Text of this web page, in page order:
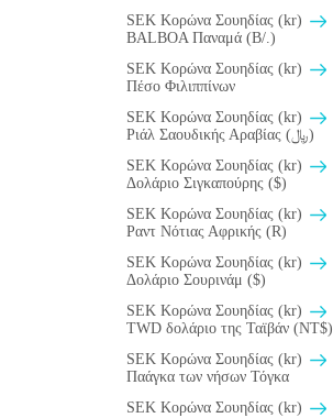
SEK Κορώνα Σουηδίας (kr)
BALBOA Παναμά (B/.)
SEK Κορώνα Σουηδίας (kr)
Πέσο Φιλιππίνων
SEK Κορώνα Σουηδίας (kr)
Ριάλ Σαουδικής Αραβίας (﷼)
SEK Κορώνα Σουηδίας (kr)
Δολάριο Σιγκαπούρης ($)
SEK Κορώνα Σουηδίας (kr)
Ραντ Νότιας Αφρικής (R)
SEK Κορώνα Σουηδίας (kr)
Δολάριο Σουρινάμ ($)
SEK Κορώνα Σουηδίας (kr)
TWD δολάριο της Ταϊβάν (NT$)
SEK Κορώνα Σουηδίας (kr)
Παάγκα των νήσων Τόγκα
SEK Κορώνα Σουηδίας (kr)